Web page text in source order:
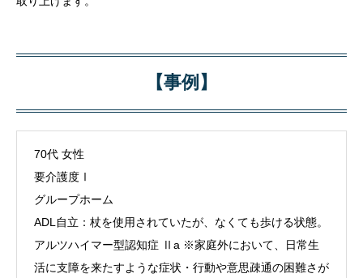
【事例】
70代 女性
要介護度Ⅰ
グループホーム
ADL自立：杖を使用されていたが、なくても歩ける状態。
アルツハイマー型認知症 Ⅱa ※家庭外において、日常生
活に支障を来たすような症状・行動や意思疎通の困難さが